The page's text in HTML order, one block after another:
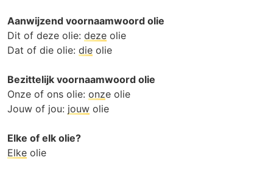
Aanwijzend voornaamwoord olie
Dit of deze olie: deze olie
Dat of die olie: die olie
Bezittelijk voornaamwoord olie
Onze of ons olie: onze olie
Jouw of jou: jouw olie
Elke of elk olie?
Elke olie